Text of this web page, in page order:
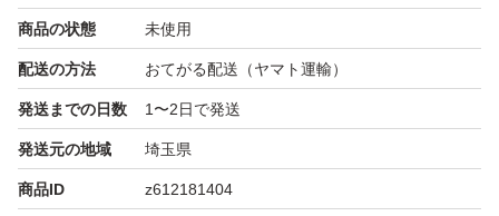
インストールから認証完了まで、サポートいたします。
まとめ買いにも対応可能ですので、複数枚お求めの場合は
コメントいただければ幸いです。
商品の状態 未使用
配送の方法 おてがる配送（ヤマト運輸）
発送までの日数 1〜2日で発送
発送元の地域 埼玉県
商品ID z612181404